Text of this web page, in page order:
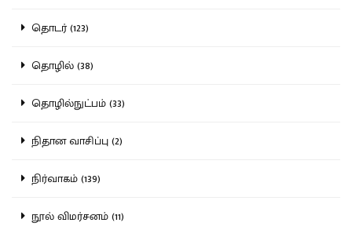
தொடர் (123)
தொழில் (38)
தொழில்நுட்பம் (33)
நிதான வாசிப்பு (2)
நிர்வாகம் (139)
நூல் விமர்சனம் (11)